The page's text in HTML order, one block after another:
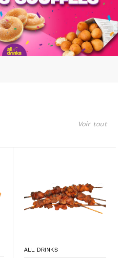
Voir tout
ALL DRINKS